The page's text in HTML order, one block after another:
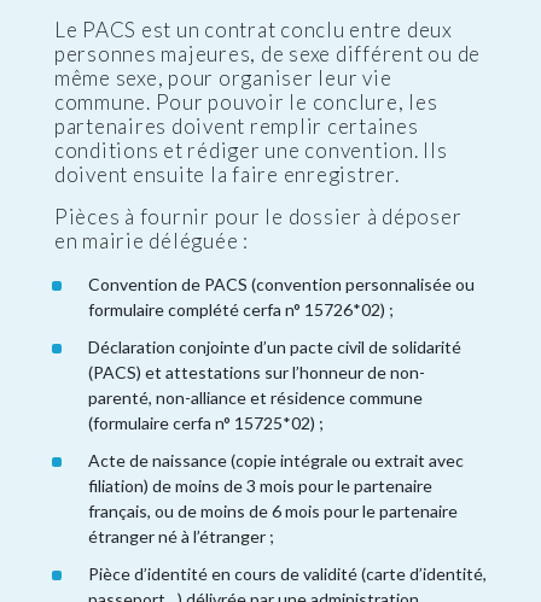
Le PACS est un contrat conclu entre deux
personnes majeures, de sexe différent ou de
même sexe, pour organiser leur vie
commune. Pour pouvoir le conclure, les
partenaires doivent remplir certaines
conditions et rédiger une convention. Ils
doivent ensuite la faire enregistrer.
Pièces à fournir pour le dossier à déposer
en mairie déléguée :
Convention de PACS (convention personnalisée ou
formulaire complété cerfa n° 15726*02) ;
Déclaration conjointe d’un pacte civil de solidarité
(PACS) et attestations sur l’honneur de non-
parenté, non-alliance et résidence commune
(formulaire cerfa n° 15725*02) ;
Acte de naissance (copie intégrale ou extrait avec
filiation) de moins de 3 mois pour le partenaire
français, ou de moins de 6 mois pour le partenaire
étranger né à l’étranger ;
Pièce d’identité en cours de validité (carte d’identité,